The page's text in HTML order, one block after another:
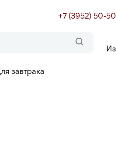
+7 (3952) 50-
завтрака